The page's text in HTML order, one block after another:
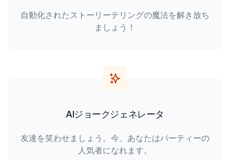
自動化されたストーリーテリングの魔法を解き放ち
ましょう！
AIジョークジェネレータ
友達を笑わせましょう。今、あなたはパーティーの
人気者になれます。